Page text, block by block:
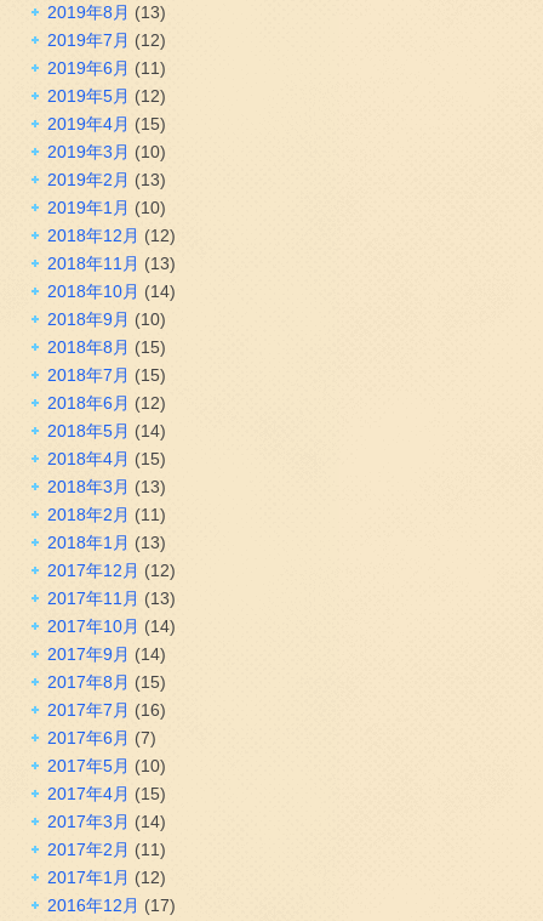
2019年8月 (13)
2019年7月 (12)
2019年6月 (11)
2019年5月 (12)
2019年4月 (15)
2019年3月 (10)
2019年2月 (13)
2019年1月 (10)
2018年12月 (12)
2018年11月 (13)
2018年10月 (14)
2018年9月 (10)
2018年8月 (15)
2018年7月 (15)
2018年6月 (12)
2018年5月 (14)
2018年4月 (15)
2018年3月 (13)
2018年2月 (11)
2018年1月 (13)
2017年12月 (12)
2017年11月 (13)
2017年10月 (14)
2017年9月 (14)
2017年8月 (15)
2017年7月 (16)
2017年6月 (7)
2017年5月 (10)
2017年4月 (15)
2017年3月 (14)
2017年2月 (11)
2017年1月 (12)
2016年12月 (17)